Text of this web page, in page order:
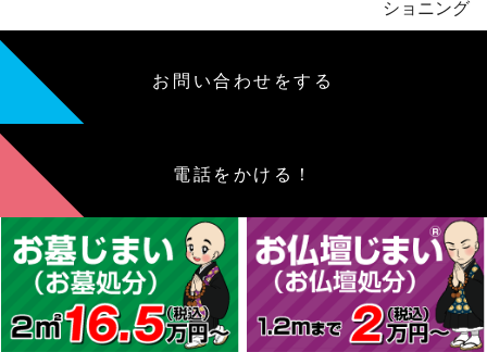
ショニング
お問い合わせをする
電話をかける！